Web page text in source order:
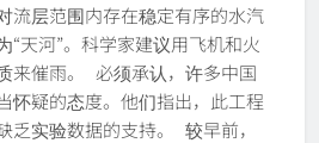
流层范围内存在稳定有序的水汽
“天河”。科学家建议用飞机和火
来催雨。 必须承认，许多中国
怀疑的态度。他们指出，此工程
乏实验数据的支持。 较早前，